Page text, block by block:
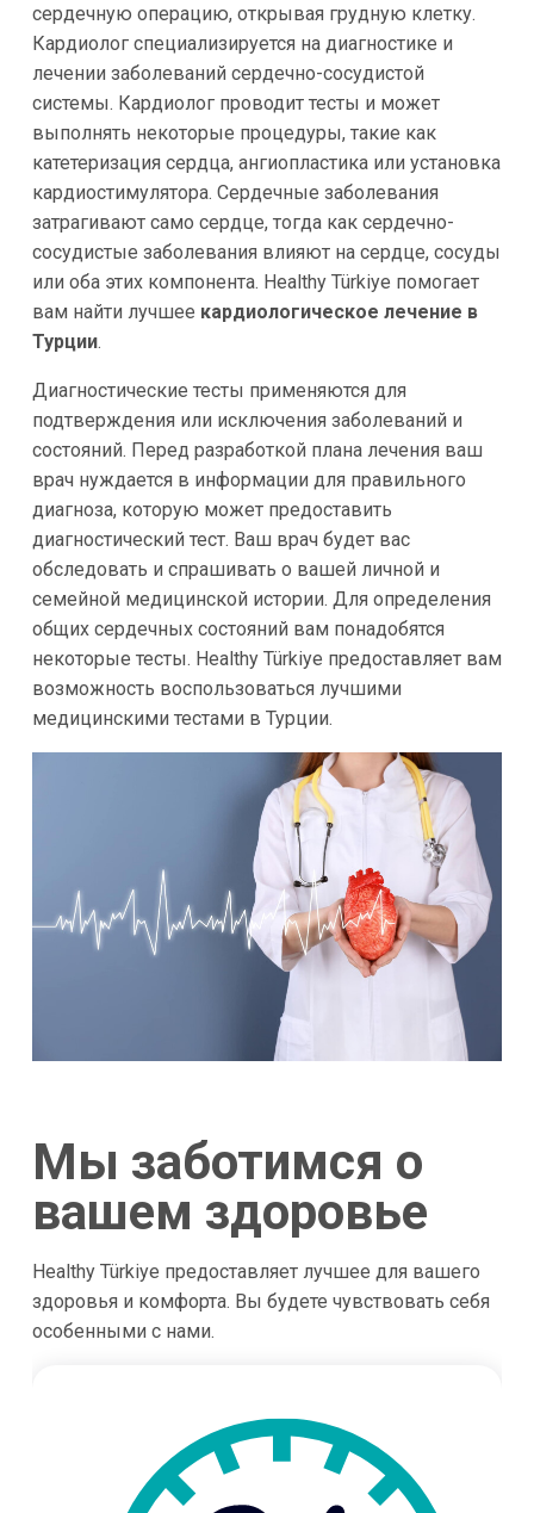
сердечную операцию, открывая грудную клетку.
Кардиолог специализируется на диагностике и
лечении заболеваний сердечно-сосудистой
системы. Кардиолог проводит тесты и может
выполнять некоторые процедуры, такие как
катетеризация сердца, ангиопластика или установка
кардиостимулятора. Сердечные заболевания
затрагивают само сердце, тогда как сердечно-
сосудистые заболевания влияют на сердце, сосуды
или оба этих компонента. Healthy Türkiye помогает
вам найти лучшее кардиологическое лечение в
Турции.
Диагностические тесты применяются для
подтверждения или исключения заболеваний и
состояний. Перед разработкой плана лечения ваш
врач нуждается в информации для правильного
диагноза, которую может предоставить
диагностический тест. Ваш врач будет вас
обследовать и спрашивать о вашей личной и
семейной медицинской истории. Для определения
общих сердечных состояний вам понадобятся
некоторые тесты. Healthy Türkiye предоставляет вам
возможность воспользоваться лучшими
медицинскими тестами в Турции.
Мы заботимся о
вашем здоровье
Healthy Türkiye предоставляет лучшее для вашего
здоровья и комфорта. Вы будете чувствовать себя
особенными с нами.